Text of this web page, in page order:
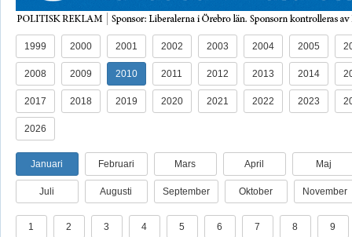
1999 2000 2001 2002 2003 2004 2005
2008 2009 2010 2011 2012 2013 2014
2017 2018 2019 2020 2021 2022 2023
2026
Januari Februari Mars April Maj
Juli Augusti September Oktober November
1 2 3 4 5 6 7 8 9